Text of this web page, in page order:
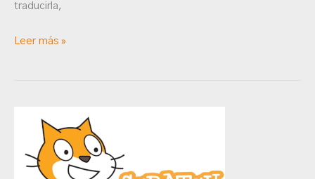
traducirla,
Leer más »
evolución